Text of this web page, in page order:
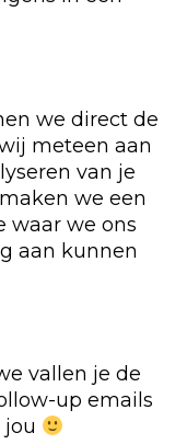
we direct de
meteen aan
van je
we een
waar we ons
aan kunnen
vallen je de
up emails
jou